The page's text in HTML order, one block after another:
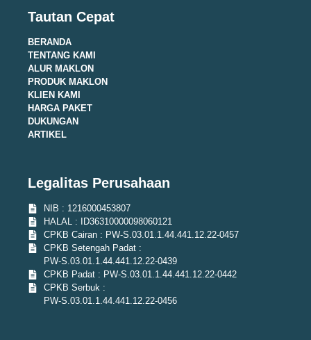
Tautan Cepat
BERANDA
TENTANG KAMI
ALUR MAKLON
PRODUK MAKLON
KLIEN KAMI
HARGA PAKET
DUKUNGAN
ARTIKEL
Legalitas Perusahaan
NIB : 1216000453807
HALAL : ID36310000098060121
CPKB Cairan : PW-S.03.01.1.44.441.12.22-0457
CPKB Setengah Padat :
PW-S.03.01.1.44.441.12.22-0439
CPKB Padat : PW-S.03.01.1.44.441.12.22-0442
CPKB Serbuk :
PW-S.03.01.1.44.441.12.22-0456